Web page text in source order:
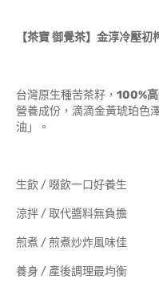
【茶寶 御覺茶】金淳冷壓初
台灣原生種苦茶籽， 100%
營養成份，滴滴金黃琥珀色
油」。
生飲 / 啜飲一口好養生
涼拌 / 取代醬料無負擔
煎煮 / 煎煮炒炸風味佳
養身 / 產後調理最均衡